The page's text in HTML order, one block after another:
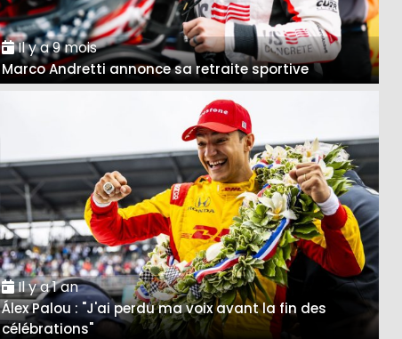
Il y a 9 mois
Marco Andretti annonce sa retraite sportive
Il y a 1 an
Álex Palou : "J'ai perdu ma voix avant la fin des
célébrations"